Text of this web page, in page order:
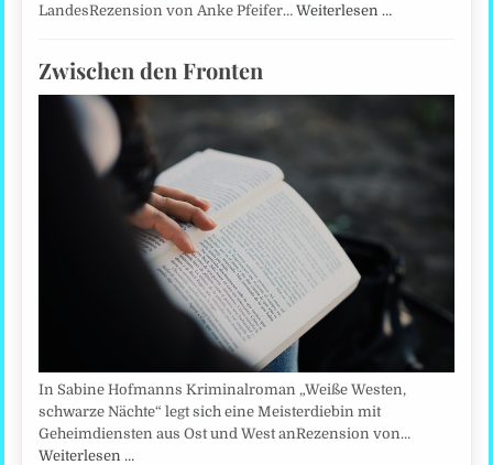
LandesRezension von Anke Pfeifer…Weiterlesen …
Zwischen den Fronten
In Sabine Hofmanns Kriminalroman „Weiße Westen,
schwarze Nächte“ legt sich eine Meisterdiebin mit
Geheimdiensten aus Ost und West anRezension von…
Weiterlesen …